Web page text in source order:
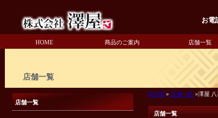
お電
HOME 商品のご案内 店舗一覧
店舗一覧
HOME» 店舗一覧 »澤屋
店舗一覧
店舗一覧